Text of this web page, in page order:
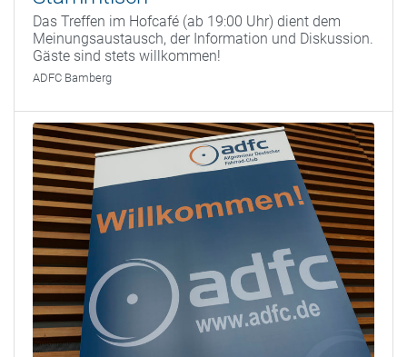
Das Treffen im Hofcafé (ab 19:00 Uhr) dient dem
Meinungsaustausch, der Information und Diskussion.
Gäste sind stets willkommen!
ADFC Bamberg